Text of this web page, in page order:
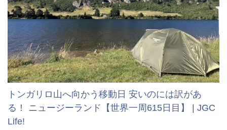
トンガリロ山へ向かう移動日 安いのには訳があ
る！ ニュージーランド【世界一周615日目】 | JGC
Life!